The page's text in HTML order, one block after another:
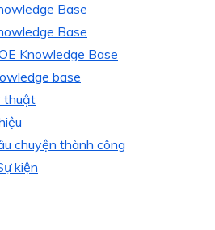
Base
Base
Knowledge Base
base
thuật
chuyện thành công
kiện